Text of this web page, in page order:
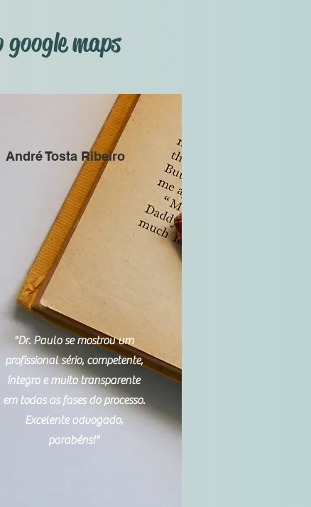
maps
André Tosta Ribeiro
"Dr. Paulo se mostrou um
profissional sério, competente,
íntegro e muito transparente
em todas as fases do processo.
Excelente advogado,
parabéns!"